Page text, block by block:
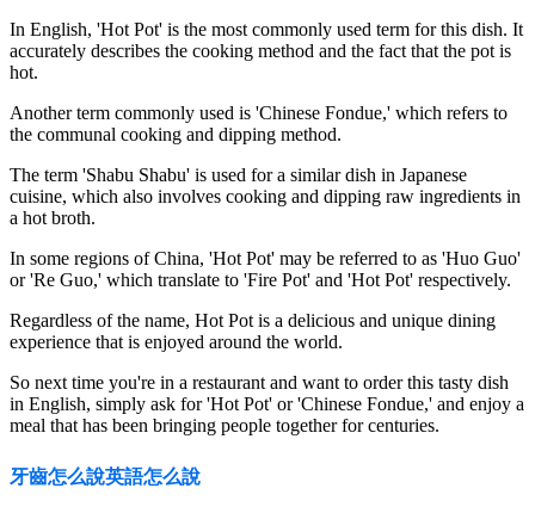
In English, 'Hot Pot' is the most commonly used term for this dish. It
accurately describes the cooking method and the fact that the pot is
hot.
Another term commonly used is 'Chinese Fondue,' which refers to
the communal cooking and dipping method.
The term 'Shabu Shabu' is used for a similar dish in Japanese
cuisine, which also involves cooking and dipping raw ingredients in
a hot broth.
In some regions of China, 'Hot Pot' may be referred to as 'Huo Guo'
or 'Re Guo,' which translate to 'Fire Pot' and 'Hot Pot' respectively.
Regardless of the name, Hot Pot is a delicious and unique dining
experience that is enjoyed around the world.
So next time you're in a restaurant and want to order this tasty dish
in English, simply ask for 'Hot Pot' or 'Chinese Fondue,' and enjoy a
meal that has been bringing people together for centuries.
牙齒怎么說英語怎么說